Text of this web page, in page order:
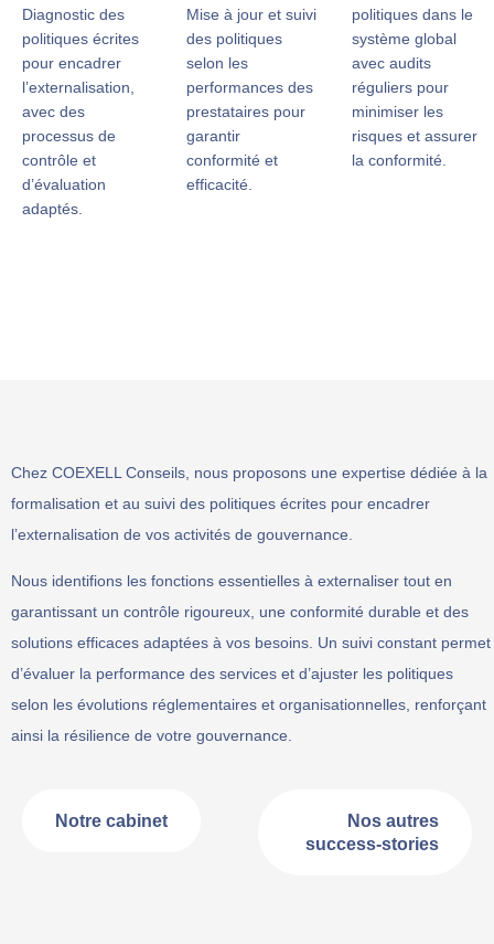
Diagnostic des
politiques écrites
pour encadrer
l’externalisation,
avec des
processus de
contrôle et
d’évaluation
adaptés.
Mise à jour et suivi
des politiques
selon les
performances des
prestataires pour
garantir
conformité et
efficacité.
politiques dans le
système global
avec audits
réguliers pour
minimiser les
risques et assurer
la conformité.
Chez COEXELL Conseils, nous proposons une expertise dédiée à la
formalisation et au suivi des politiques écrites pour encadrer
l’externalisation de vos activités de gouvernance.
Nous identifions les fonctions essentielles à externaliser tout en
garantissant un contrôle rigoureux, une conformité durable et des
solutions efficaces adaptées à vos besoins. Un suivi constant permet
d’évaluer la performance des services et d’ajuster les politiques
selon les évolutions réglementaires et organisationnelles, renforçant
ainsi la résilience de votre gouvernance.
Notre cabinet
Nos autres
success-stories